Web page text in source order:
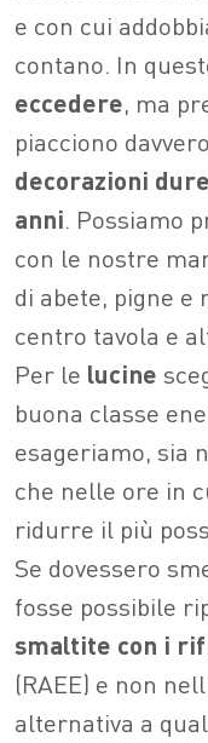
e con cui
contano. In
eccedere, ma
piacciono
decorazioni
anni. Possiamo
con le nostre
di abete, pigne
centro tavola e
Per le lucine
buona classe
esageriamo, sia
che nelle ore in
ridurre il più
Se dovessero
fosse possibile
smaltite con i
(RAEE) e non
alternativa a